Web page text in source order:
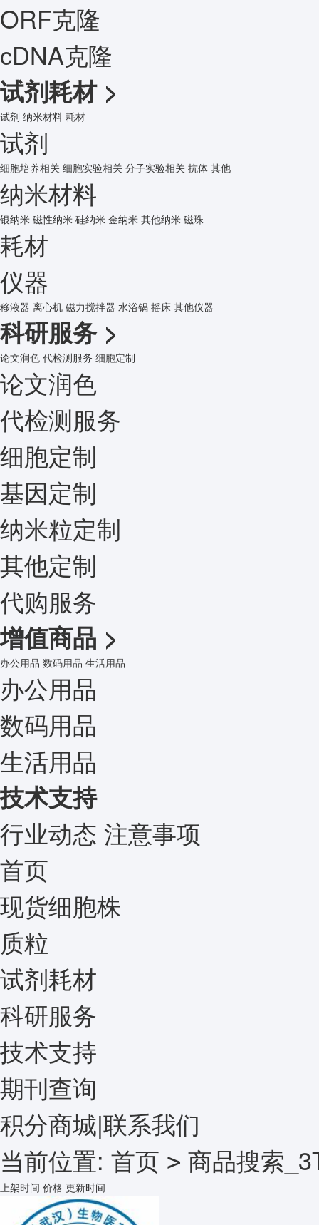
ORF克隆
cDNA克隆
试剂耗材 >
试剂 纳米材料 耗材
试剂
细胞培养相关 细胞实验相关 分子实验相关 抗体 其他
纳米材料
银纳米 磁性纳米 硅纳米 金纳米 其他纳米 磁珠
耗材
仪器
移液器 离心机 磁力搅拌器 水浴锅 摇床 其他仪器
科研服务 >
论文润色 代检测服务 细胞定制
论文润色
代检测服务
细胞定制
基因定制
纳米粒定制
其他定制
代购服务
增值商品 >
办公用品 数码用品 生活用品
办公用品
数码用品
生活用品
技术支持
行业动态 注意事项
首页
现货细胞株
质粒
试剂耗材
科研服务
技术支持
期刊查询
积分商城|联系我们
当前位置: 首页 > 商品搜索
上架时间 价格 更新时间